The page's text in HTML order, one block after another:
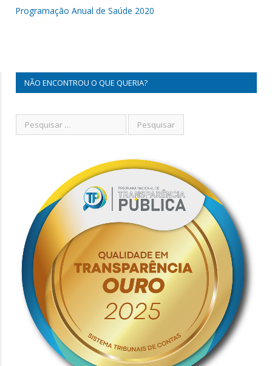
Programação Anual de Saúde 2020
NÃO ENCONTROU O QUE QUERIA?